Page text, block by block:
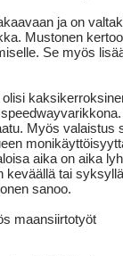
ja on
Mustonen
Se myös
Myös valaistus
aika on aika
keväällä tai syksyllä
sanoo.
maansiirtotyöt